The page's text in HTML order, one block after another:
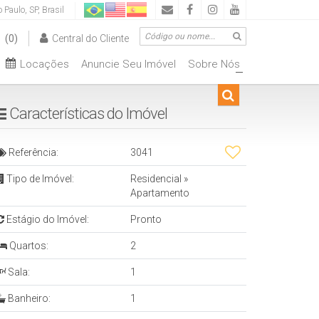
Paulo, SP, Brasil
Central do Cliente
(0)
+
Sobre Nós
Anuncie Seu Imóvel
Locações
Características do Imóvel
Referência: 3041
Tipo de Imóvel: Residencial »
Apartamento
Estágio do Imóvel: Pronto
Quartos: 2
Sala: 1
Banheiro: 1